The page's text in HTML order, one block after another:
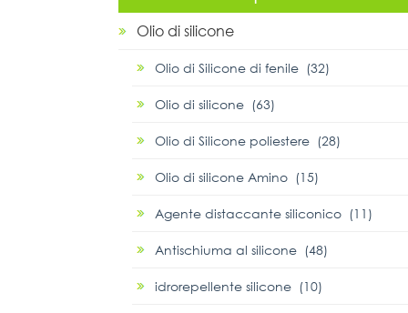
Olio di silicone
Olio di Silicone di fenile (32)
Olio di silicone (63)
Olio di Silicone poliestere (28)
Olio di silicone Amino (15)
Agente distaccante siliconico (11)
Antischiuma al silicone (48)
idrorepellente silicone (10)